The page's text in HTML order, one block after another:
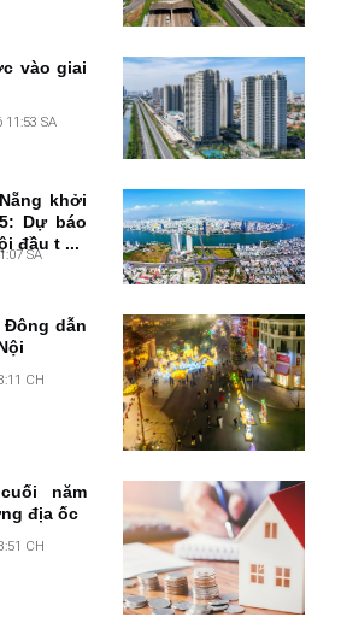
vào giai
SA
khởi
Dự báo
đầu t ...
SA
Đông dẫn
CH
năm
địa ốc
CH